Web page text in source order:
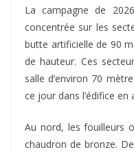
La campagne de
concentrée sur les
butte artificielle de 90
de hauteur. Ces
salle d’environ 70
ce jour dans l’édifice en
Au nord, les fouilleurs
chaudron de bronze.